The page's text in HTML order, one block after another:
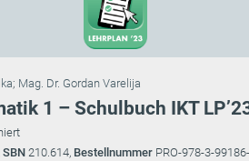
; Mag. Dr. Gordan Varelija
1 – Schulbuch IKT
SBN 210.614, Bestellnummer PRO-978-3-